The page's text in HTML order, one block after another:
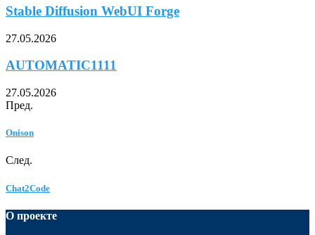
Stable Diffusion WebUI Forge
27.05.2026
AUTOMATIC1111
27.05.2026
Пред.
Onison
След.
Chat2Code
О проекте